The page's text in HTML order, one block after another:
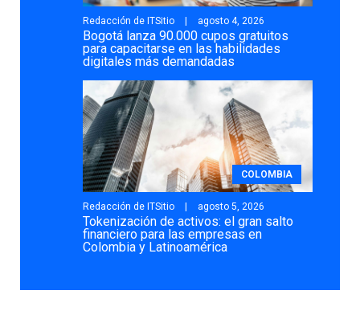
Redacción de ITSitio agosto 4, 2026
Bogotá lanza 90.000 cupos gratuitos
para capacitarse en las habilidades
digitales más demandadas
COLOMBIA
Redacción de ITSitio agosto 5, 2026
Tokenización de activos: el gran salto
financiero para las empresas en
Colombia y Latinoamérica